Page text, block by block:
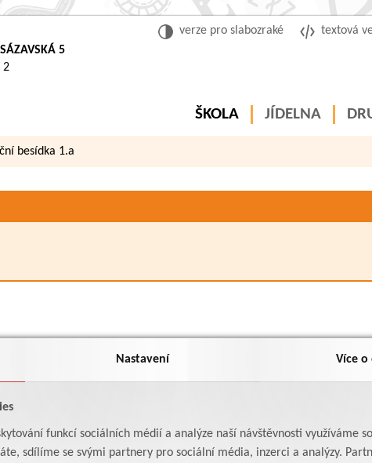
Nastavení Více o
funkcí sociálních médií a analýze naší návštěvnosti využíváme
sdílíme se svými partnery pro sociální média, inzerci a analýzy.
textová
verze pro slabozraké
5
2
ŠKOLA JÍDELNA
besídka 1.a